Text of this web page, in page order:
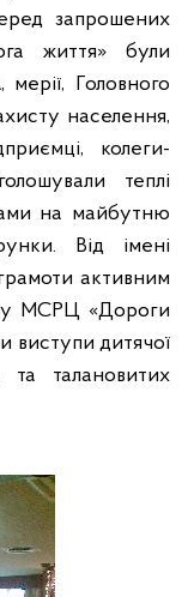
запрошених
життя» були
Головного
населення,
колеги-
теплі
на майбутню
Від імені
активним
МСРЦ «Дороги
виступи дитячої
та талановитих